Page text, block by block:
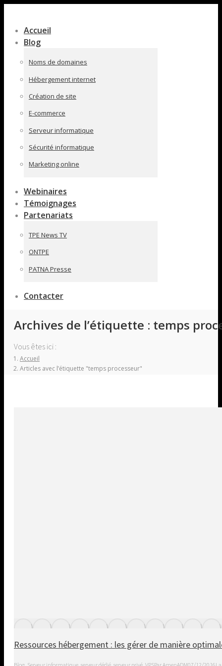
pleine
largeur
Accueil
Blog
Noms de domaines
Hébergement internet
Création de site
E-commerce
Serveur informatique
Sécurité informatique
Marketing online
Webinaires
Témoignages
Partenariats
TPE News TV
ONTPE
PATNA Presse
Contacter
Archives de l’étiquette : temps
Vous êtes ici :
Accueil
Articles avec l’étiquette "temps processeur"
Ressources hébergement : les gérer de manière